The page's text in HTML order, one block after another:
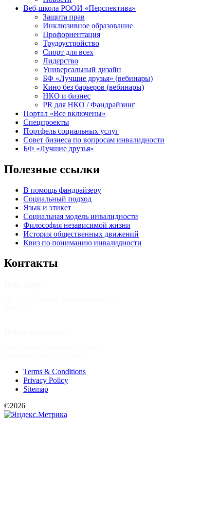
Веб-школа РООИ «Перспектива»
Защита прав
Инклюзивное образование
Профориентация
Трудоустройство
Спорт для всех
Лидерство
Универсальный дизайн
БФ «Лучшие друзья» (вебинары)
Кино без барьеров (вебинары)
НКО и бизнес
PR для НКО / Фандрайзинг
Портал «Все включены»
Спецпроекты
Портфель социальных услуг
Совет бизнеса по вопросам инвалидности
БФ «Лучшие друзья»
Полезные ссылки
В помощь фандрайзеру
Социальный подход
Язык и этикет
Социальная модель инвалидности
Философия независимой жизни
История общественных движений
Квиз по пониманию инвалидности
Контакты
Terms & Conditions
Privacy Policy
Sitemap
©2026